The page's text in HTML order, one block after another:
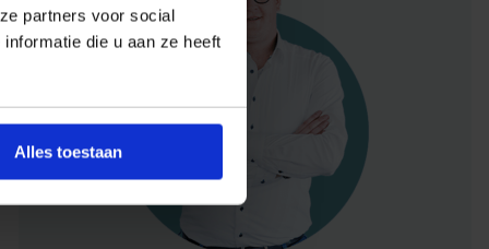
partners voor social
die u aan ze heeft
Alles toestaan